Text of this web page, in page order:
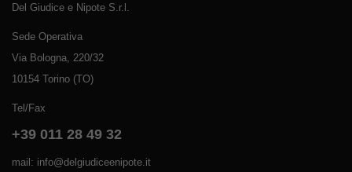
Del Giudice e Nipote S.r.l.
Sede Operativa
Via Bologna, 220/32
10154 Torino (TO)
Tel/Fax
+39 011 28 49 32
mail: info@delgiudiceenipote.it